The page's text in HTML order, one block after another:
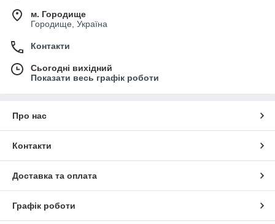
м. Городище
Городище, Україна
Контакти
Сьогодні вихідний
Показати весь графік роботи
Про нас
Контакти
Доставка та оплата
Графік роботи